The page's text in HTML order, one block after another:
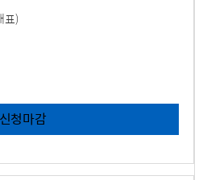
표)
신청마감